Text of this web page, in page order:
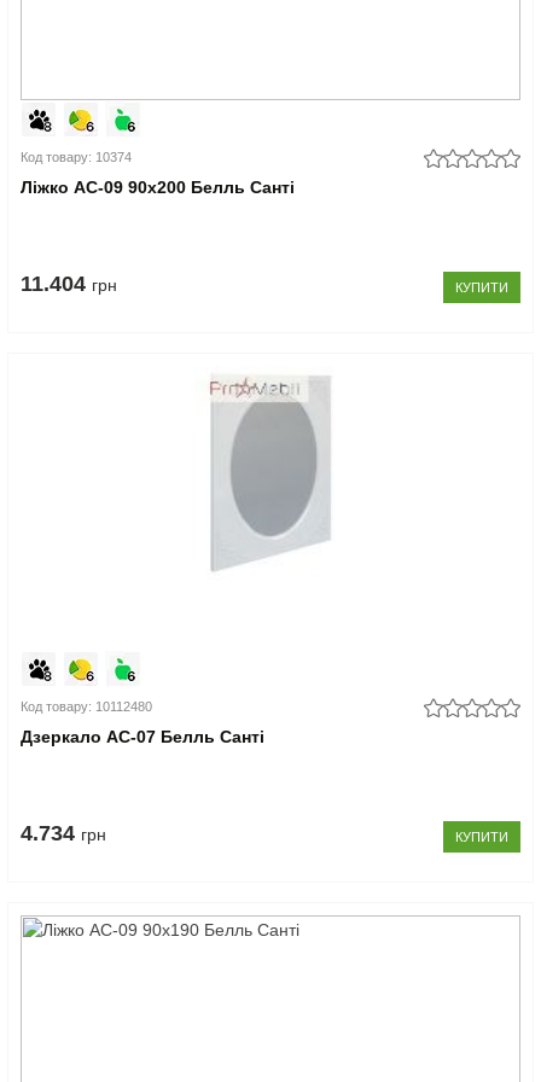
Код товару: 10374
Ліжко АС-09 90x200 Белль Санті
11.404 грн КУПИТИ
Код товару: 10112480
Дзеркало АС-07 Белль Санті
4.734 грн КУПИТИ